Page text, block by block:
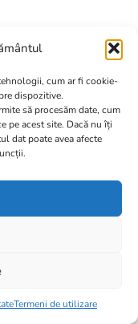
cum ar fi cookie-
dispozitive.
să procesăm date, cum
pe acest site. Dacă nu îți
dat poate avea afecte
Termeni de utilizare